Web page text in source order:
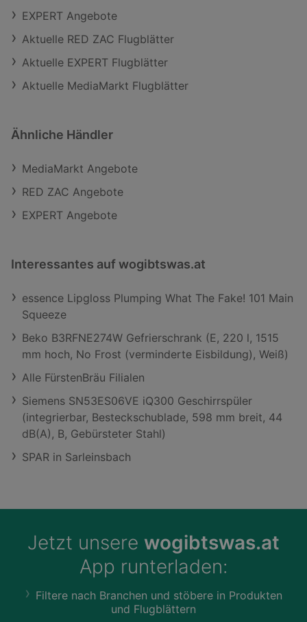
EXPERT Angebote
Aktuelle RED ZAC Flugblätter
Aktuelle EXPERT Flugblätter
Aktuelle MediaMarkt Flugblätter
Ähnliche Händler
MediaMarkt Angebote
RED ZAC Angebote
EXPERT Angebote
Interessantes auf wogibtswas.at
essence Lipgloss Plumping What The Fake! 101 Main
Squeeze
Beko B3RFNE274W Gefrierschrank (E, 220 l, 1515
mm hoch, No Frost (verminderte Eisbildung), Weiß)
Alle FürstenBräu Filialen
Siemens SN53ES06VE iQ300 Geschirrspüler
(integrierbar, Besteckschublade, 598 mm breit, 44
dB(A), B, Gebürsteter Stahl)
SPAR in Sarleinsbach
Jetzt unsere wogibtswas.at
App runterladen:
Filtere nach Branchen und stöbere in Produkten
und Flugblättern